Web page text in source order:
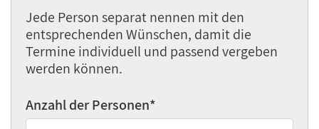
Jede Person separat nennen mit den
entsprechenden Wünschen, damit die
Termine individuell und passend vergeben
werden können.
Anzahl der Personen*